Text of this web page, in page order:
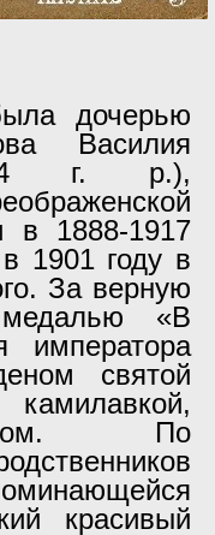
дочерью
Василия
г. р.),
в 1888-1917
1901 году в
За верную
«В
императора
святой
По
красивый